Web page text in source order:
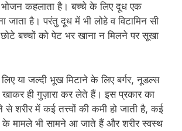
कहलाता है। बच्चे के लिए दूध एक
जाता है। परंतु दूध में भी लोहे व विटामिन सी
बच्चों को पेट भर खाना न मिलने पर सूखा
या जल्दी भूख मिटाने के लिए बर्गर, नूडल्स
ही गुज़ारा कर लेते हैं। इस प्रकार का
शरीर में कई तत्त्वों की कमी हो जाती है, कई
के मामले भी सामने आ जाते हैं और शरीर स्वस्थ